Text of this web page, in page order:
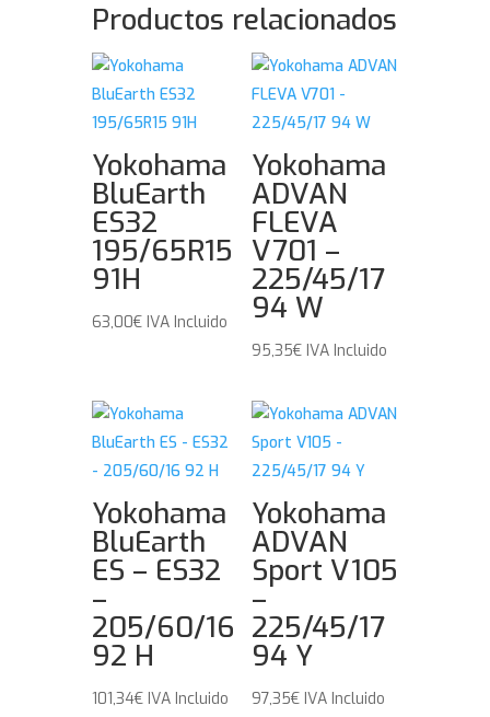
Productos relacionados
Yokohama
BluEarth
ES32
195/65R15
91H
63,00€ IVA Incluido
Yokohama
ADVAN
FLEVA
V701 –
225/45/17
94 W
95,35€ IVA Incluido
Yokohama
BluEarth
ES – ES32
–
205/60/16
92 H
101,34€ IVA Incluido
Yokohama
ADVAN
Sport V105
–
225/45/17
94 Y
97,35€ IVA Incluido